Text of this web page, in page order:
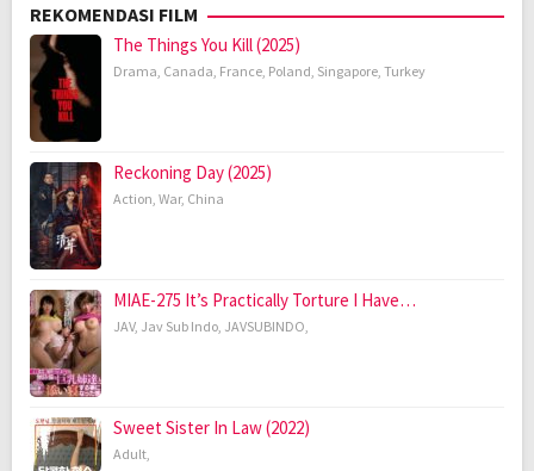
REKOMENDASI FILM
The Things You Kill (2025)
Drama Canada France Poland Singapore Turkey
Reckoning Day (2025)
Action War, China
MIAE-275 It’s Practically Torture I Have…
JAV, Jav Sub Indo JAVSUBINDO
Sweet Sister In Law (2022)
Adult